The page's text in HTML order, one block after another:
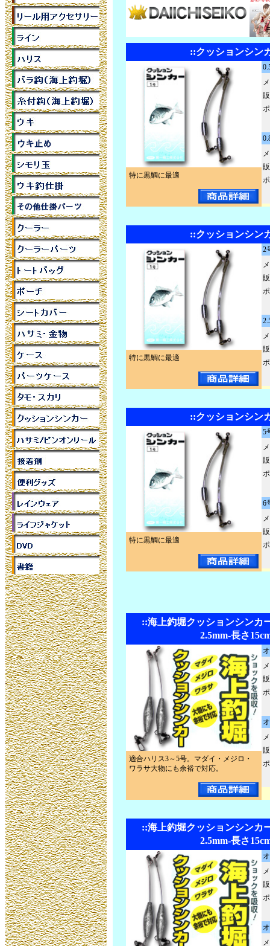
::クッションシン
特に黒鯛に最適
::クッションシン
特に黒鯛に最適
2
::クッションシン
特に黒鯛に最適
5
6
::海上釣堀クッションシン
2.5mm-長さ
適合ハリス3～5号。マダイ・メジロ・
ワラサ大物にも余裕で対応。
::海上釣堀クッションシン
2.5mm-長さ